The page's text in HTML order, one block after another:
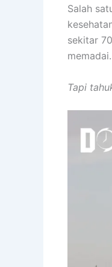
Salah
sekitar
memadai.
Tapi